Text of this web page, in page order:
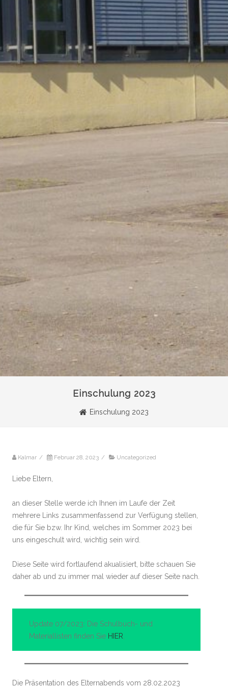
Einschulung 2023
Einschulung 2023
Kalmar / Februar 28, 2023 / Uncategorized
Liebe Eltern,
an dieser Stelle werde ich Ihnen im Laufe der Zeit
mehrere Links zusammenfassend zur Verfügung stellen,
die für Sie bzw. Ihr Kind, welches im Sommer 2023 bei
uns eingeschult wird, wichtig sein wird.
Diese Seite wird fortlaufend akualisiert, bitte schauen Sie
daher ab und zu immer mal wieder auf dieser Seite nach.
Update 07/2023: Die Schulbuch- und
Materiallisten finden Sie HIER
Die Präsentation des Elternabends vom 28.02.2023